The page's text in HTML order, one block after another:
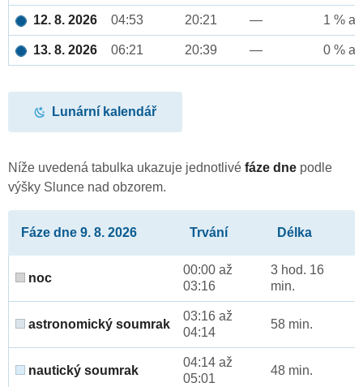
12. 8. 2026 04:53 20:21 — 1 %
13. 8. 2026 06:21 20:39 — 0 %
Lunární kalendář
Níže uvedená tabulka ukazuje jednotlivé fáze dne podle
výšky Slunce nad obzorem.
Fáze dne 9. 8. 2026 Trvání Délka
noc
00:00 až
03:16
3 hod. 16
min.
astronomický soumrak
03:16 až
04:14
58 min.
nautický soumrak
04:14 až
05:01
48 min.